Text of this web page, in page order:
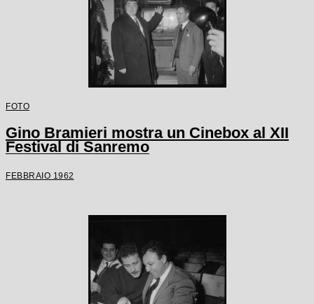
FOTO
Gino Bramieri mostra un Cinebox al XII
Festival di Sanremo
FEBBRAIO 1962